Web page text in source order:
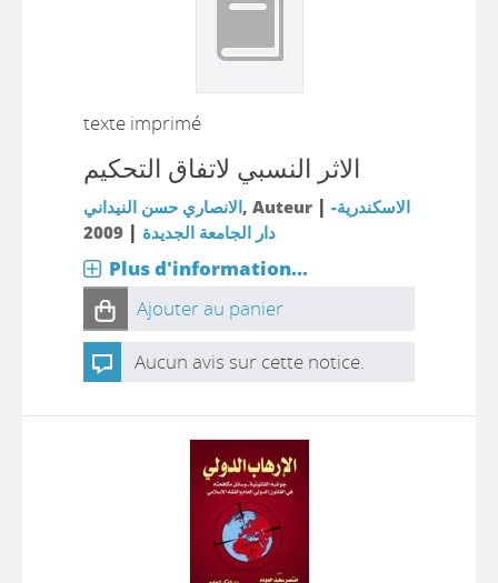
texte imprimé
الاثر النسبي لاتفاق التحكيم
الانصاري حسن النيداني, Auteur | الاسكندرية-
دار الجامعة الجديدة |
2009
Plus d'information...
Ajouter au panier
Aucun avis sur cette notice.